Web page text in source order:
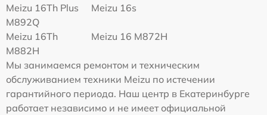
Meizu 16Th Plus
M892Q
Meizu 16s
Meizu 16Th
M882H
Meizu 16 M872H
Мы занимаемся ремонтом и техническим
обслуживанием техники Meizu по истечении
гарантийного периода. Наш центр в Екатеринбурге
работает независимо и не имеет официальной